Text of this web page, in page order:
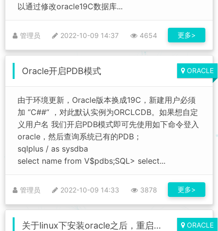
以通过修改oracle19C数据库...
管理员 2022-10-09 14:37 4654 更多>
Oracle开启PDB模式 ORACLE
由于环境更新，Oracle版本换成19C，新建用户必须
加 “C##“ ，对此默认实例为ORCLCDB。如果想自定
义用户名 我们开启PDB模式即可先使用如下命令登入
oracle，然后查询系统已有的PDB；
sqlplus / as sysdba
select name from V$pdbs;SQL> select...
管理员 2022-10-09 14:33 3878 更多>
关于linux下安装oracle之后，重启系统后oracle不能正常启动的配置总结 ORACLE